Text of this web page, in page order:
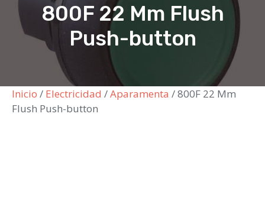
800F 22 Mm Flush
Push-button
Inicio / Electricidad /Aparamenta / 800F 22 Mm
Flush Push-button